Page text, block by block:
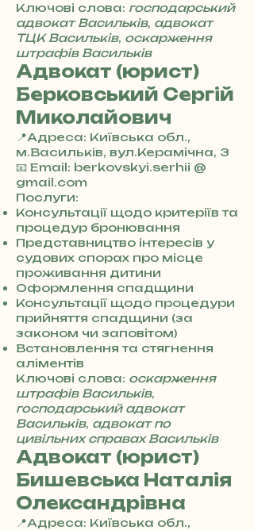
Ключові слова: господарський
адвокат Васильків, адвокат
ТЦК Васильків, оскарження
штрафів Васильків
Адвокат (юрист)
Берковський Сергій
Миколайович
📍Адреса: Київська обл.,
м.Васильків, вул.Керамічна, 3
+
3
8
0
7
3
0
4
8
5
7
8
4
📧 Email: berkovskyi.serhii @
gmail.com
Послуги:
Консультації щодо критеріїв та
процедур бронювання
Представництво інтересів у
судових спорах про місце
проживання дитини
Оформлення спадщини
Консультації щодо процедури
прийняття спадщини (за
законом чи заповітом)
Встановлення та стягнення
аліментів
Ключові слова: оскарження
штрафів Васильків,
господарський адвокат
Васильків, адвокат по
цивільних справах Васильків
Адвокат (юрист)
Бишевська Наталія
Олександрівна
📍Адреса: Київська обл.,